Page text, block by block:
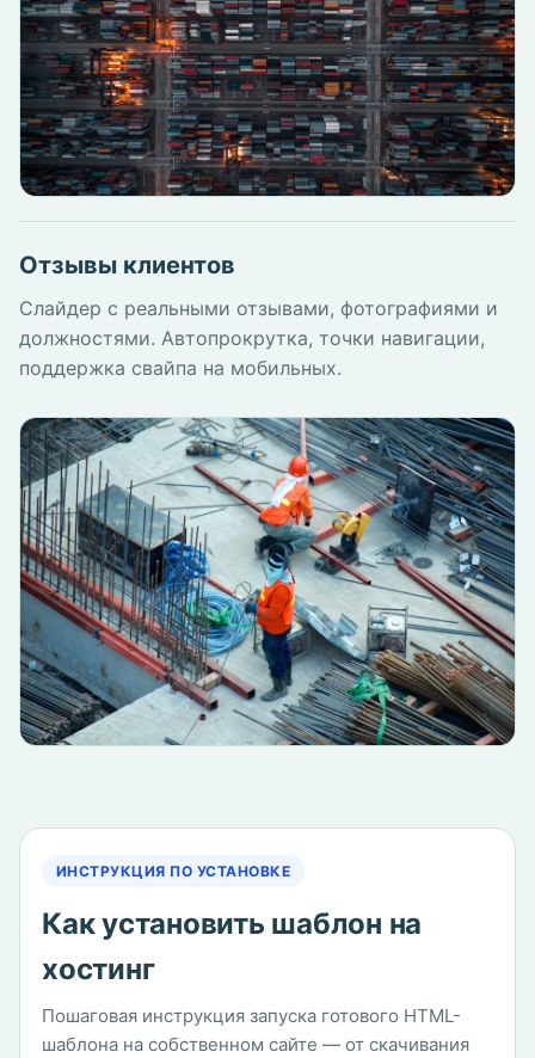
Отзывы клиентов
Слайдер с реальными отзывами, фотографиями и
должностями. Автопрокрутка, точки навигации,
поддержка свайпа на мобильных.
ИНСТРУКЦИЯ ПО УСТАНОВКЕ
Как установить шаблон на
хостинг
Пошаговая инструкция запуска готового HTML-
шаблона на собственном сайте — от скачивания